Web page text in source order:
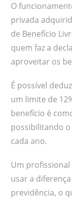
O
privada
de Benefício
quem faz a
aproveitar os
É possível
um limite de
benefício é
possibilitando
cada ano.
Um
usar a
previdência, o